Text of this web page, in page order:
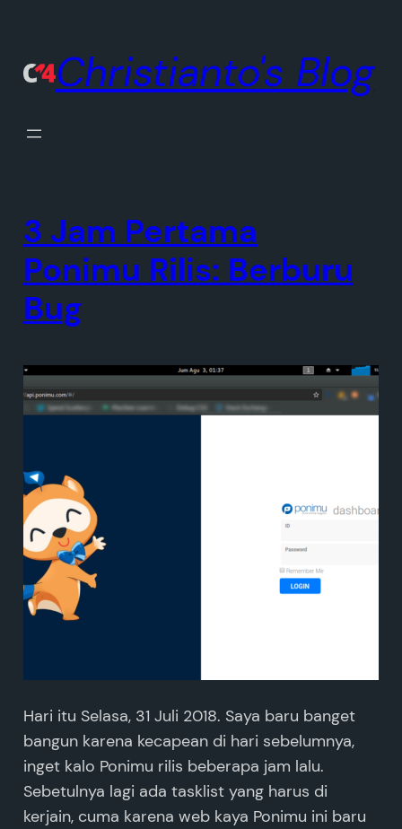
kontenChristianto's Blog
3 Jam Pertama
Ponimu Rilis: Berburu
Bug
Hari itu Selasa, 31 Juli 2018. Saya baru banget
bangun karena kecapean di hari sebelumnya,
inget kalo Ponimu rilis beberapa jam lalu.
Sebetulnya lagi ada tasklist yang harus di
kerjain, cuma karena web kaya Ponimu ini baru